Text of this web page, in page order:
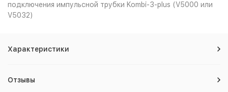
подключения импульсной трубки Kombi-3-plus (V5000 или
V5032)
Характеристики
Отзывы